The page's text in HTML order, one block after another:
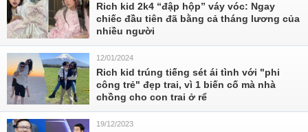
Rich kid 2k4 “đập hộp” váy vóc: Ngay
chiếc đầu tiên đã bằng cả tháng lương của
nhiều người
12/01/2024
Rich kid trúng tiếng sét ái tình với "phi
công trẻ" đẹp trai, vì 1 biến cố mà nhà
chồng cho con trai ở rể
19/12/2023